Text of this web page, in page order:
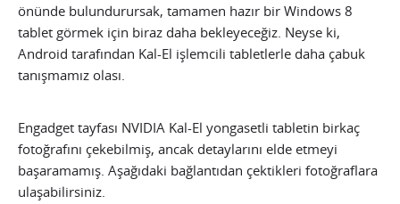
önünde bulundurursak, tamamen hazır bir Windows 8
tablet görmek için biraz daha bekleyeceğiz. Neyse ki,
Android tarafından Kal-El işlemcili tabletlerle daha çabuk
tanışmamız olası.
Engadget tayfası NVIDIA Kal-El yongasetli tabletin birkaç
fotoğrafını çekebilmiş, ancak detaylarını elde etmeyi
başaramamış. Aşağıdaki bağlantıdan çektikleri fotoğraflara
ulaşabilirsiniz.